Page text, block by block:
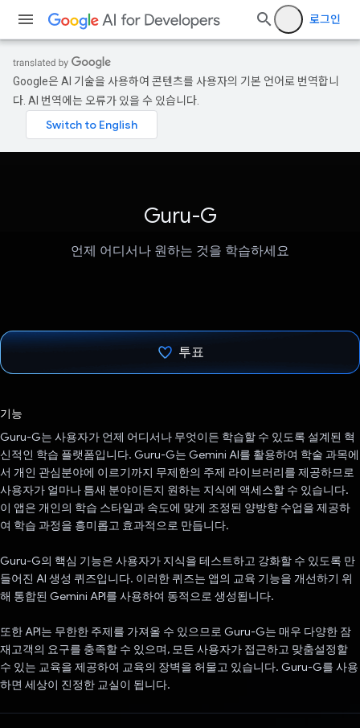
로그인
Google은 AI 기술을 사용하여 콘텐츠를 사용자의 기본 언어로 번역합니
다. AI 번역에는 오류가 있을 수 있습니다.
Guru-G
언제 어디서나 원하는 것을 학습하세요
투표
기능
Guru-G는 사용자가 언제 어디서나 무엇이든 학습할 수 있도록 설계된 혁
신적인 학습 플랫폼입니다. Guru-G는 Gemini AI를 활용하여 학술 과목에
서 개인 관심분야에 이르기까지 무제한의 주제 라이브러리를 제공하므로
사용자가 얼마나 틈새 분야이든지 원하는 지식에 액세스할 수 있습니다.
이 앱은 개인의 학습 스타일과 속도에 맞게 조정된 양방향 수업을 제공하
여 학습 과정을 흥미롭고 효과적으로 만듭니다.
Guru-G의 핵심 기능은 사용자가 지식을 테스트하고 강화할 수 있도록 만
들어진 AI 생성 퀴즈입니다. 이러한 퀴즈는 앱의 교육 기능을 개선하기 위
해 통합된 Gemini API를 사용하여 동적으로 생성됩니다.
또한 API는 무한한 주제를 가져올 수 있으므로 Guru-G는 매우 다양한 잠
재고객의 요구를 충족할 수 있으며, 모든 사용자가 접근하고 맞춤설정할
수 있는 교육을 제공하여 교육의 장벽을 허물고 있습니다. Guru-G를 사용
하면 세상이 진정한 교실이 됩니다.